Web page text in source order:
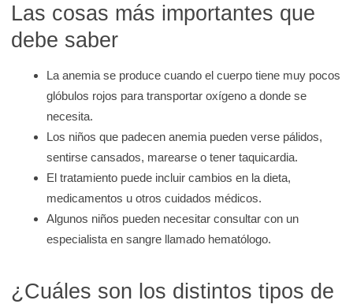
Las cosas más importantes que
debe saber
La anemia se produce cuando el cuerpo tiene muy pocos
glóbulos rojos para transportar oxígeno a donde se
necesita.
Los niños que padecen anemia pueden verse pálidos,
sentirse cansados, marearse o tener taquicardia.
El tratamiento puede incluir cambios en la dieta,
medicamentos u otros cuidados médicos.
Algunos niños pueden necesitar consultar con un
especialista en sangre llamado hematólogo.
¿Cuáles son los distintos tipos de